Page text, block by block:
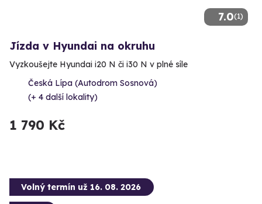
7.0(1)
Jízda v Hyundai na okruhu
Vyzkoušejte Hyundai i20 N či i30 N v plné síle
Česká Lípa (Autodrom Sosnová)
(+ 4 další lokality)
1 790 Kč
Volný termín už 16. 08. 2026